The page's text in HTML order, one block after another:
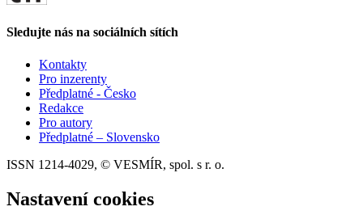
Sledujte nás na sociálních sítích
Kontakty
Pro inzerenty
Předplatné - Česko
Redakce
Pro autory
Předplatné – Slovensko
ISSN 1214-4029, © VESMÍR, spol. s r. o.
Nastavení cookies